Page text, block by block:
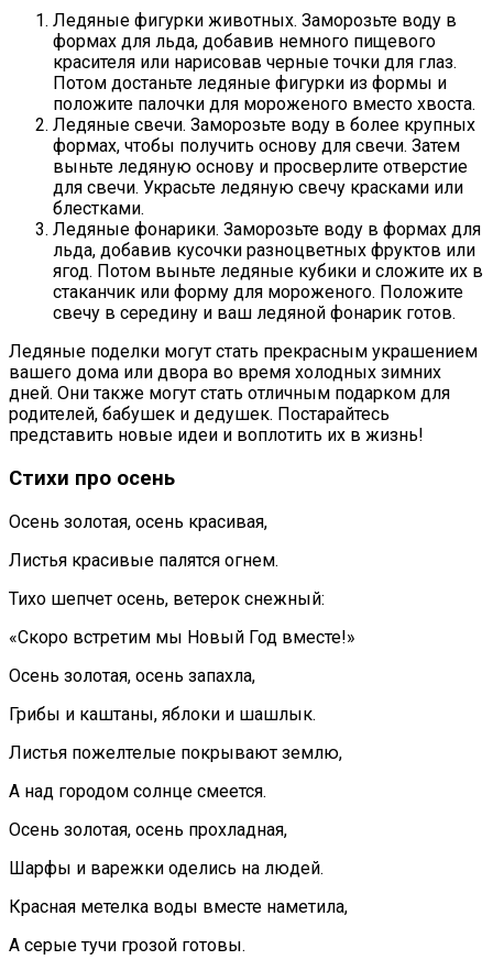
Ледяные фигурки животных. Заморозьте воду в
формах для льда, добавив немного пищевого
красителя или нарисовав черные точки для глаз.
Потом достаньте ледяные фигурки из формы и
положите палочки для мороженого вместо хвоста.
Ледяные свечи. Заморозьте воду в более крупных
формах, чтобы получить основу для свечи. Затем
выньте ледяную основу и просверлите отверстие
для свечи. Украсьте ледяную свечу красками или
блестками.
Ледяные фонарики. Заморозьте воду в формах для
льда, добавив кусочки разноцветных фруктов или
ягод. Потом выньте ледяные кубики и сложите их в
стаканчик или форму для мороженого. Положите
свечу в середину и ваш ледяной фонарик готов.
Ледяные поделки могут стать прекрасным украшением
вашего дома или двора во время холодных зимних
дней. Они также могут стать отличным подарком для
родителей, бабушек и дедушек. Постарайтесь
представить новые идеи и воплотить их в жизнь!
Стихи про осень
Осень золотая, осень красивая,
Листья красивые палятся огнем.
Тихо шепчет осень, ветерок снежный:
«Скоро встретим мы Новый Год вместе!»
Осень золотая, осень запахла,
Грибы и каштаны, яблоки и шашлык.
Листья пожелтелые покрывают землю,
А над городом солнце смеется.
Осень золотая, осень прохладная,
Шарфы и варежки оделись на людей.
Красная метелка воды вместе наметила,
А серые тучи грозой готовы.